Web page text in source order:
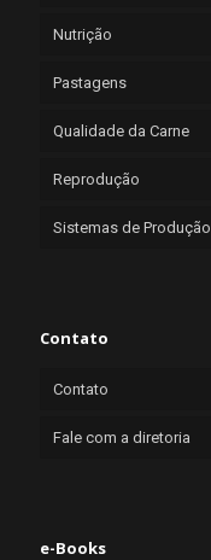
Nutrição
Pastagens
Qualidade da Carne
Reprodução
Sistemas de Produção
Contato
Contato
Fale com a diretoria
e-Books